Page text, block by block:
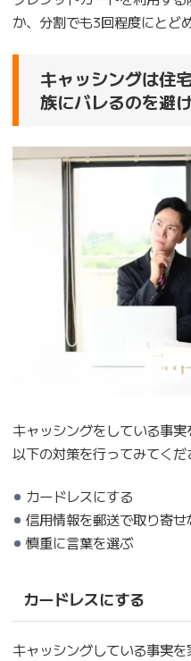
か、分割でも3回程度にとど
キャッシングは住
族にバレるのを避
キャッシングをしている事実
以下の対策を行ってみてくだ
カードレスにする
信用情報を郵送で取り寄せ
慎重に言葉を選ぶ
カードレスにする
キャッシングしている事実